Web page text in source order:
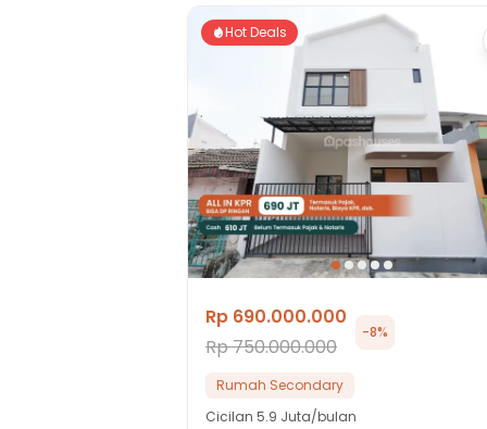
Hot Deals
Rp 690.000.000
Rp 750.000.000
-8%
Rumah Secondary
Cicilan 5.9 Juta/bulan